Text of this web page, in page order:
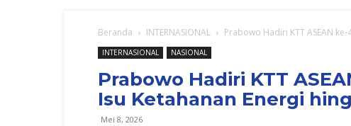
Beranda INTERNASIONAL Prabowo Hadiri KTT ASEAN
INTERNASIONAL NASIONAL
Prabowo Hadiri KTT
Isu Ketahanan Energi
Mei 8, 2026